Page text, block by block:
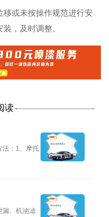
或未按操作规范进行安
，及时调整。
读
法：1、摩托
漏、机油滤